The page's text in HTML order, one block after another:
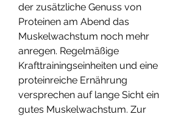
der zusätzliche Genuss von
Proteinen am Abend das
Muskelwachstum noch mehr
anregen. Regelmäßige
Krafttrainingseinheiten und eine
proteinreiche Ernährung
versprechen auf lange Sicht ein
gutes Muskelwachstum. Zur